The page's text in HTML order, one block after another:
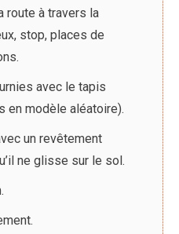
route à travers la
stop, places de
avec le tapis
en modèle aléatoire).
un revêtement
ne glisse sur le sol.